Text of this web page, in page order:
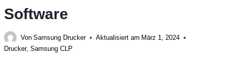
Software
Von Samsung Drucker Aktualisiert am März 1, 2024
Drucker, Samsung CLP